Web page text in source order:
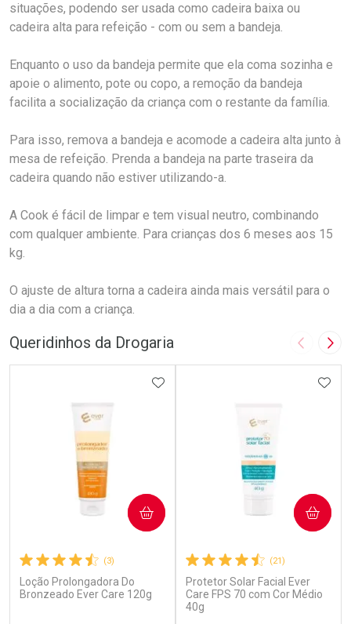
situações, podendo ser usada como cadeira baixa ou
cadeira alta para refeição - com ou sem a bandeja.
Enquanto o uso da bandeja permite que ela coma sozinha e
apoie o alimento, pote ou copo, a remoção da bandeja
facilita a socialização da criança com o restante da família.
Para isso, remova a bandeja e acomode a cadeira alta junto à
mesa de refeição. Prenda a bandeja na parte traseira da
cadeira quando não estiver utilizando-a.
A Cook é fácil de limpar e tem visual neutro, combinando
com qualquer ambiente. Para crianças dos 6 meses aos 15
kg.
O ajuste de altura torna a cadeira ainda mais versátil para o
dia a dia com a criança.
Queridinhos da Drogaria Imagem
(3)
Loção Prolongadora Do
Bronzeado Ever Care 120g
ADICIONAR AOS FAVORITOS
COMPRAR
(21)
Protetor Solar Facial Ever
Care FPS 70 com Cor Médio
40g
COMPRAR